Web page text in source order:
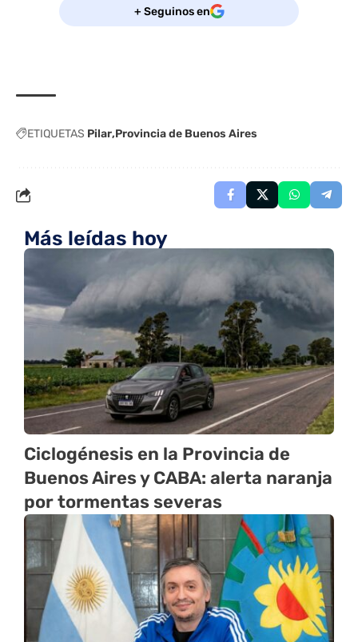
+ Seguinos en
ETIQUETAS Pilar Provincia de Buenos Aires
Más leídas hoy
Ciclogénesis en la Provincia de
Buenos Aires y CABA: alerta naranja
por tormentas severas